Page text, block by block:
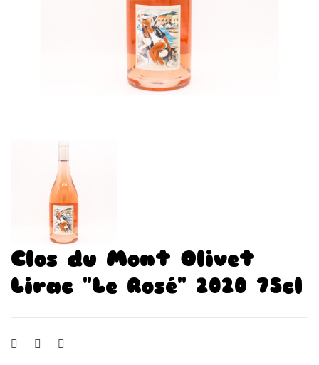
Clos du Mont Olivet
Lirac "Le Rosé" 2020 75cl